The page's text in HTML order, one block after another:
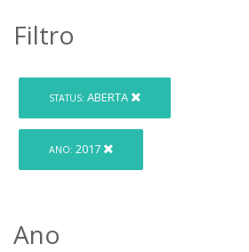
Filtro
STATUS: ABERTA
ANO: 2017
Ano